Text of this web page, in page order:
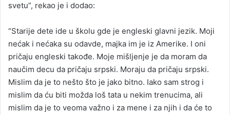
svetu”, rekao je i dodao:
“Starije dete ide u školu gde je engleski glavni jezik. Moji
nećak i nećaka su odavde, majka im je iz Amerike. I oni
pričaju engleski takođe. Moje mišljenje je da moram da
naučim decu da pričaju srpski. Moraju da pričaju srpski.
Mislim da je to nešto što je jako bitno. Iako sam strog i
mislim da ću biti možda loš tata u nekim trenucima, ali
mislim da je to veoma važno i za mene i za njih i da će to